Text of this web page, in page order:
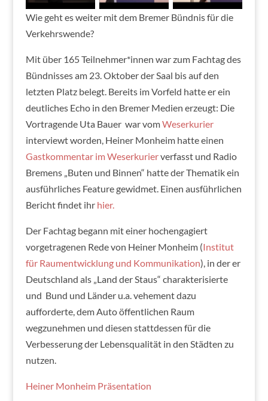
Wie geht es weiter mit dem Bremer Bündnis für die
Verkehrswende?
Mit über 165 Teilnehmer*innen war zum Fachtag des
Bündnisses am 23. Oktober der Saal bis auf den
letzten Platz belegt. Bereits im Vorfeld hatte er ein
deutliches Echo in den Bremer Medien erzeugt: Die
Vortragende Uta Bauer war vomWeserkurier
interviewt worden, Heiner Monheim hatte einen
Gastkommentar im Weserkurierverfasst und Radio
Bremens „Buten und Binnen“ hatte der Thematik ein
ausführliches Feature gewidmet. Einen ausführlichen
Bericht findet ihrhier.
Der Fachtag begann mit einer hochengagiert
vorgetragenen Rede von Heiner Monheim (Institut
für Raumentwicklung und Kommunikation), in der er
Deutschland als „Land der Staus“ charakterisierte
und Bund und Länder u.a. vehement dazu
aufforderte, dem Auto öffentlichen Raum
wegzunehmen und diesen stattdessen für die
Verbesserung der Lebensqualität in den Städten zu
nutzen.
Heiner Monheim Präsentation